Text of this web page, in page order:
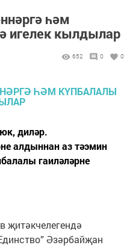
һәм
игелек кылдылар
652 0 0
диләр.
алдыннан аз тәэмин
гаиләләрне
Әзәрбайҗан